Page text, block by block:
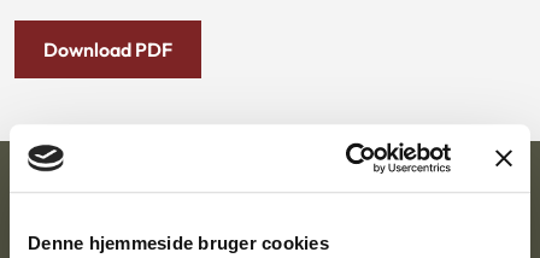
Denne hjemmeside bruger cookies
Download PDF
Ankestyrelsen
Postadresse: